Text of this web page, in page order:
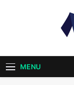
MENU